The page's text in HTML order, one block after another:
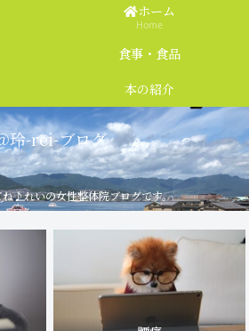
玲-rei-ブログ
♪れいの女性整体院ブログです。
ホーム
Home
食事・食品
本の紹介